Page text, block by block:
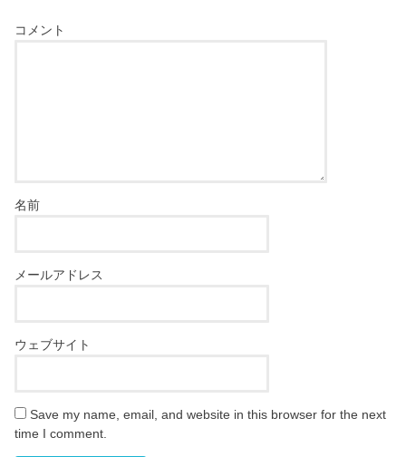
コメント
名前
メールアドレス
ウェブサイト
Save my name, email, and website in this browser for the next
time I comment.